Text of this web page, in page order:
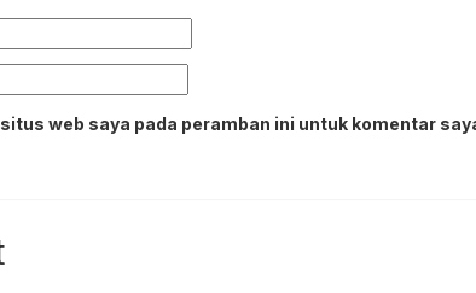
web saya pada peramban ini untuk komentar